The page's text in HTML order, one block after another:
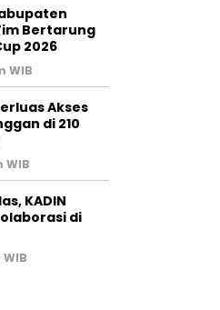
Bertarung
2026
WIB
Akses
di 210
WIB
KADIN
di